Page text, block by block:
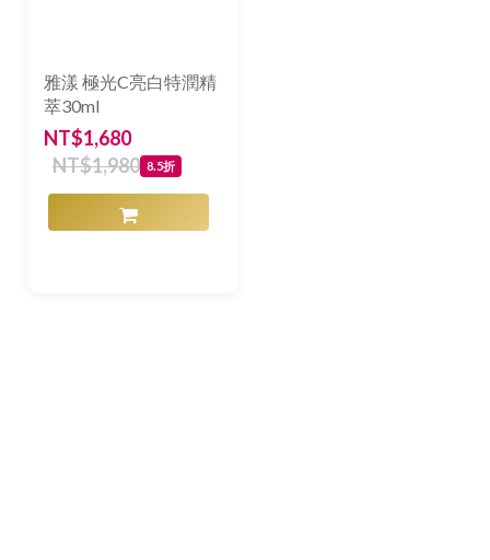
雅漾 極光C亮白特潤精
萃30ml
NT$1,680
NT$1,980 8.5折